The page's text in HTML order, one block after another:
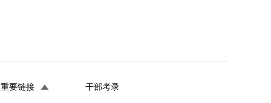
重要链接 干部考录